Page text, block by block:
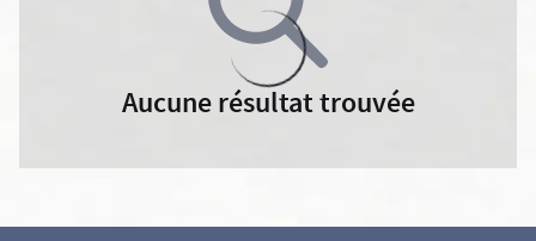
Aucune résultat trouvée